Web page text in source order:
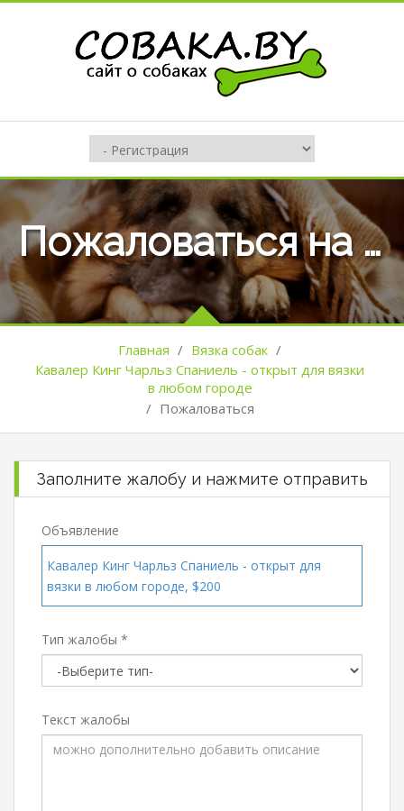
Пожаловаться на оъявление №93083
Главная / Вязка собак /
Кавалер Кинг Чарльз Спаниель - открыт для вязки
в любом городе
/ Пожаловаться
Заполните жалобу и нажмите отправить
Объявление
Кавалер Кинг Чарльз Спаниель - открыт для
вязки в любом городе, $200
Тип жалобы *
Текст жалобы